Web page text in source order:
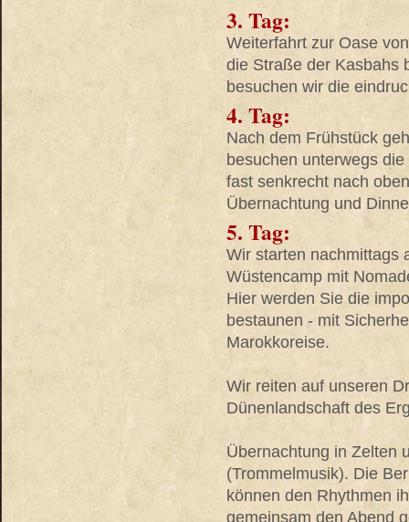
3. Tag:
Weiterfahrt zur Oase
die Straße der Kasbahs
besuchen wir die
4. Tag:
Nach dem Frühstück
besuchen unterwegs
fast senkrecht nach
Übernachtung und
5. Tag:
Wir starten nachmittags
Wüstencamp mit
Hier werden Sie die
bestaunen - mit
Marokkoreise.
Wir reiten auf unseren
Dünenlandschaft des
Übernachtung in Zelten
(Trommelmusik). Die
können den Rhythmen
gemeinsam den Abend